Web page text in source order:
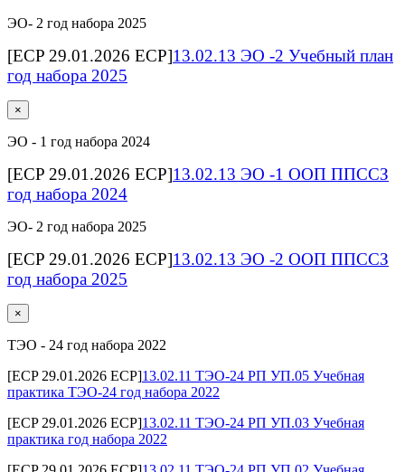
ЭО- 2 год набора 2025
[ECP 29.01.2026 ECP]13.02.13 ЭО -2 Учебный план
год набора 2025
×
ЭО - 1 год набора 2024
[ECP 29.01.2026 ECP]13.02.13 ЭО -1 ООП ППССЗ
год набора 2024
ЭО- 2 год набора 2025
[ECP 29.01.2026 ECP]13.02.13 ЭО -2 ООП ППССЗ
год набора 2025
×
ТЭО - 24 год набора 2022
[ECP 29.01.2026 ECP]13.02.11 ТЭО-24 РП УП.05 Учебная
практика ТЭО-24 год набора 2022
[ECP 29.01.2026 ECP]13.02.11 ТЭО-24 РП УП.03 Учебная
практика год набора 2022